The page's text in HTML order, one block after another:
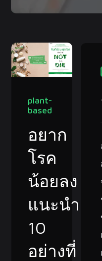
plant-
based
อยาก
โรค
น้อยลง
แนะนำ
10
อย่างที่